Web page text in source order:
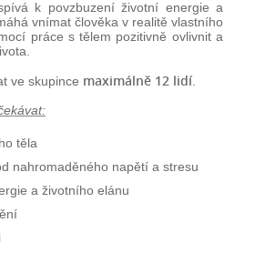
k povzbuzení životní energie a
vnímat člověka v realitě vlastního
práce s tělem pozitivně ovlivnit a
ve skupince maximálně 12 lidí
těla
nahromaděného napětí a stresu
a životního elánu